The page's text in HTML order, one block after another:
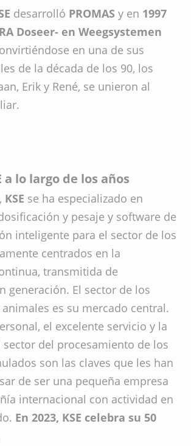
desarrolló PROMAS y en 1997
Doseer- en Weegsystemen
en una de sus
de la década de los 90, los
Erik y René, se unieron al
a lo largo de los años
KSE se ha especializado en
y pesaje y software de
inteligente para el sector de los
centrados en la
transmitida de
generación. El sector de los
es su mercado central.
el excelente servicio y la
del procesamiento de los
son las claves que les han
de ser una pequeña empresa
internacional con actividad en
En 2023, KSE celebra su 50